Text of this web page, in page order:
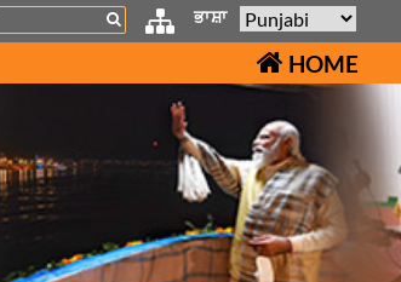
ਭਾਸ਼ਾ
HOME